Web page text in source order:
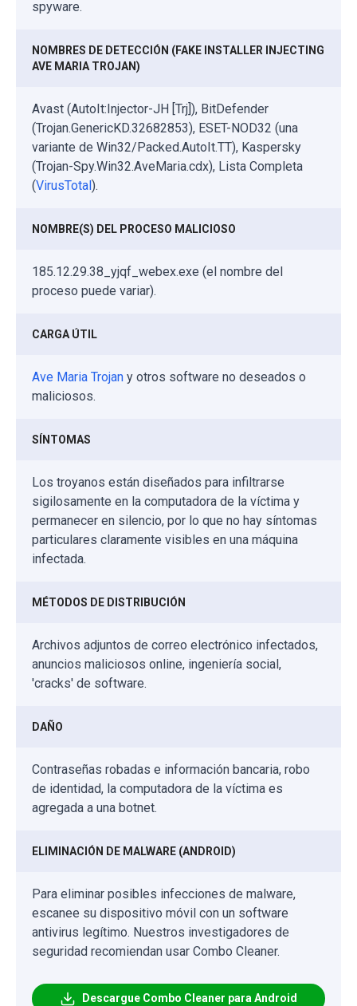
spyware.
NOMBRES DE DETECCIÓN (FAKE INSTALLER INJECTING
AVE MARIA TROJAN)
Avast (AutoIt:Injector-JH [Trj]), BitDefender
(Trojan.GenericKD.32682853), ESET-NOD32 (una
variante de Win32/Packed.AutoIt.TT), Kaspersky
(Trojan-Spy.Win32.AveMaria.cdx), Lista Completa
(VirusTotal ).
NOMBRE(S) DEL PROCESO MALICIOSO
185.12.29.38_yjqf_webex.exe (el nombre del
proceso puede variar).
CARGA ÚTIL
Ave Maria Trojan y otros software no deseados o
maliciosos.
SÍNTOMAS
Los troyanos están diseñados para infiltrarse
sigilosamente en la computadora de la víctima y
permanecer en silencio, por lo que no hay síntomas
particulares claramente visibles en una máquina
infectada.
MÉTODOS DE DISTRIBUCIÓN
Archivos adjuntos de correo electrónico infectados,
anuncios maliciosos online, ingeniería social,
'cracks' de software.
DAÑO
Contraseñas robadas e información bancaria, robo
de identidad, la computadora de la víctima es
agregada a una botnet.
ELIMINACIÓN DE MALWARE (ANDROID)
Para eliminar posibles infecciones de malware,
escanee su dispositivo móvil con un software
antivirus legítimo. Nuestros investigadores de
seguridad recomiendan usar Combo Cleaner.
Descargue Combo Cleaner para Android